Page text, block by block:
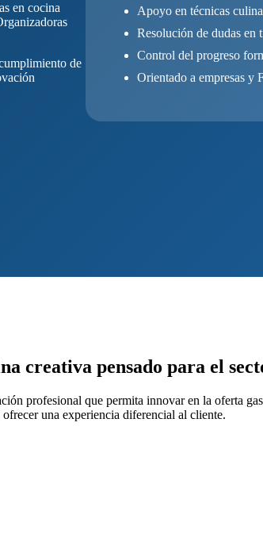
en cocina
de
Apoyo en técnicas
Resolución de dudas en
Control del progreso
Orientado a empresas
creativa pensado para el
profesional que permita innovar en la oferta
ofrecer una experiencia diferencial al cliente.